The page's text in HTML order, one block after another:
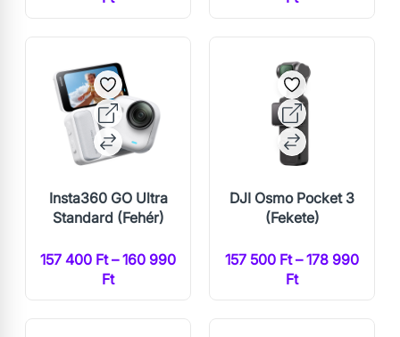
Insta360 GO Ultra
Standard (Fehér)
157 400 Ft – 160 990
Ft
DJI Osmo Pocket 3
(Fekete)
157 500 Ft – 178 990
Ft